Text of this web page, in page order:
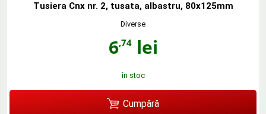
Tusiera Cnx nr. 2, tusata, albastru, 80x125mm
Diverse
6,74lei
în stoc
Cumpără